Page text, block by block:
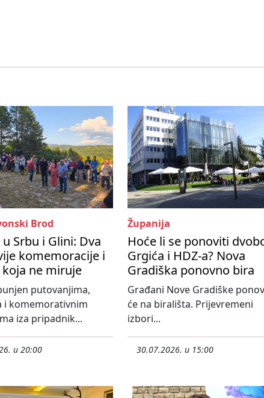
Brod
Srbu i Glini: Dva
komemoracije i
ne miruje
putovanjima,
i komemorativnim
iza pripadnik...
u 20:00
Županija
Hoće li se ponoviti
Grgića i HDZ-a? Nova
Gradiška ponovno bira
Građani Nove Gradiške
će na birališta. Prijevremeni
izbori...
30.07.2026. u 15:00